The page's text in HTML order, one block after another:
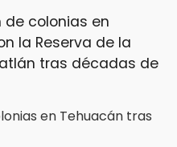
de colonias en
la Reserva de la
tras décadas de